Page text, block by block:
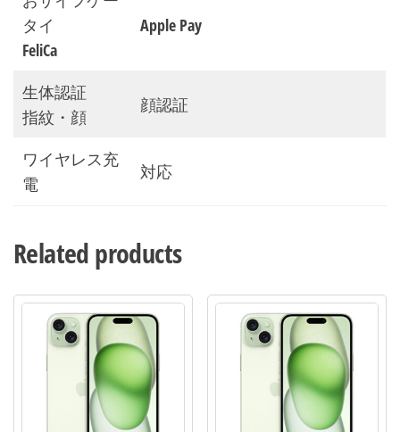
タイ
FeliCa
Apple Pay
生体認証
指紋・顔
顔認証
ワイヤレス充
電
対応
Related products